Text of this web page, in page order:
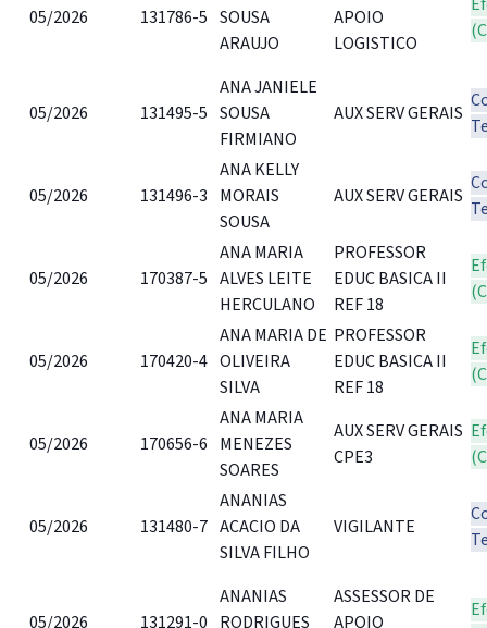
05/2026 131786-5 SOUSA
ARAUJO
APOIO
LOGISTICO
05/2026 131495-5
ANA JANIELE
SOUSA
FIRMIANO
AUX SERV GERAIS
05/2026 131496-3
ANA KELLY
MORAIS
SOUSA
AUX SERV GERAIS
05/2026 170387-5
ANA MARIA
ALVES LEITE
HERCULANO
PROFESSOR
EDUC BASICA II
REF 18
05/2026 170420-4
ANA MARIA DE
OLIVEIRA
SILVA
PROFESSOR
EDUC BASICA II
REF 18
05/2026 170656-6
ANA MARIA
MENEZES
SOARES
AUX SERV GERAIS
CPE3
05/2026 131480-7
ANANIAS
ACACIO DA
SILVA FILHO
VIGILANTE
05/2026 131291-0
ANANIAS
RODRIGUES
ASSESSOR DE
APOIO